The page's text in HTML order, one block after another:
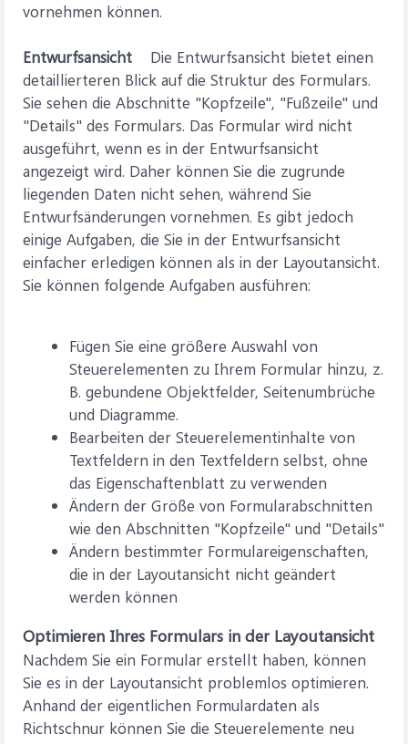
vornehmen können.
Entwurfsansicht Die Entwurfsansicht bietet einen
detaillierteren Blick auf die Struktur des Formulars.
Sie sehen die Abschnitte "Kopfzeile", "Fußzeile" und
"Details" des Formulars. Das Formular wird nicht
ausgeführt, wenn es in der Entwurfsansicht
angezeigt wird. Daher können Sie die zugrunde
liegenden Daten nicht sehen, während Sie
Entwurfsänderungen vornehmen. Es gibt jedoch
einige Aufgaben, die Sie in der Entwurfsansicht
einfacher erledigen können als in der Layoutansicht.
Sie können folgende Aufgaben ausführen:
Fügen Sie eine größere Auswahl von
Steuerelementen zu Ihrem Formular hinzu, z.
B. gebundene Objektfelder, Seitenumbrüche
und Diagramme.
Bearbeiten der Steuerelementinhalte von
Textfeldern in den Textfeldern selbst, ohne
das Eigenschaftenblatt zu verwenden
Ändern der Größe von Formularabschnitten
wie den Abschnitten "Kopfzeile" und "Details"
Ändern bestimmter Formulareigenschaften,
die in der Layoutansicht nicht geändert
werden können
Optimieren Ihres Formulars in der Layoutansicht
Nachdem Sie ein Formular erstellt haben, können
Sie es in der Layoutansicht problemlos optimieren.
Anhand der eigentlichen Formulardaten als
Richtschnur können Sie die Steuerelemente neu